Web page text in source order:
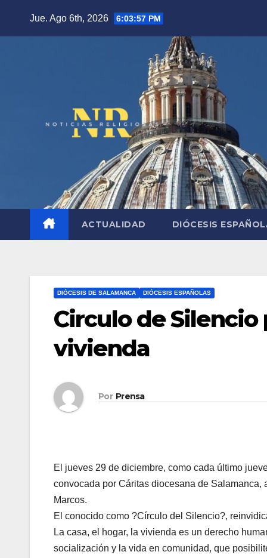
Jue. Ago 6th, 2026 6:03:58 PM
ACTUALIDAD DIÓCESIS
DIÓCESIS DE SALAMANCA DIÓCESIS ESPAÑOLAS
Circulo de Silencio
vivienda
Por Prensa
El jueves 29 de diciembre, como cada último
convocada por Cáritas diocesana de
Marcos.
El conocido como ?Círculo del Silencio?,
La casa, el hogar, la vivienda es un derecho
socialización y la vida en comunidad, que